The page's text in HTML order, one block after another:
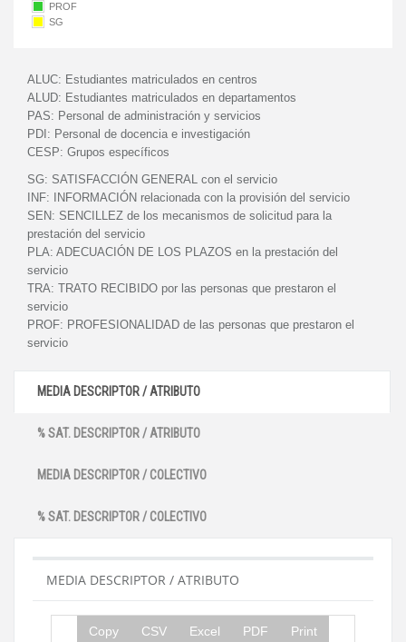
PROF
SG
ALUC: Estudiantes matriculados en centros
ALUD: Estudiantes matriculados en departamentos
PAS: Personal de administración y servicios
PDI: Personal de docencia e investigación
CESP: Grupos específicos
SG: SATISFACCIÓN GENERAL con el servicio
INF:
INFORMACIÓN relacionada con la provisión del servicio
SEN: SENCILLEZ de los mecanismos de solicitud para la
prestación del servicio
PLA: ADECUACIÓN DE LOS PLAZOS en la prestación del
servicio
TRA: TRATO RECIBIDO por las personas que prestaron el
servicio
PROF: PROFESIONALIDAD de las personas que prestaron el
servicio
MEDIA DESCRIPTOR / ATRIBUTO
% SAT. DESCRIPTOR / ATRIBUTO
MEDIA DESCRIPTOR / COLECTIVO
% SAT. DESCRIPTOR / COLECTIVO
MEDIA DESCRIPTOR / ATRIBUTO
Copy CSV Excel PDF Print